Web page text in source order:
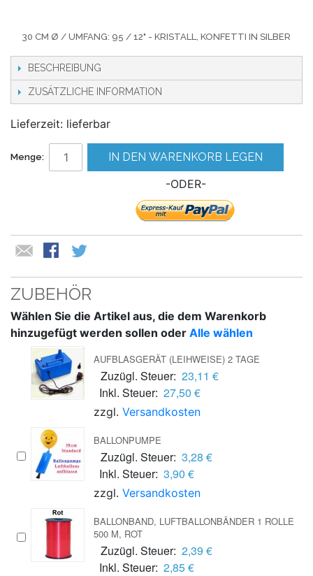
30 CM Ø / UMFANG: 95 / 12" - KRISTALL, KONFETTI IN SILBER
BESCHREIBUNG
ZUSÄTZLICHE INFORMATION
Lieferzeit: lieferbar
Menge: IN DEN WARENKORB LEGEN
-ODER-
ZUBEHÖR
Wählen Sie die Artikel aus, die dem Warenkorb
hinzugefügt werden sollen oder Alle wählen
AUFBLASGERÄT (LEIHWEISE) 2 TAGE
Zuzügl. Steuer: 23,11 €
Inkl. Steuer: 27,50 €
zzgl. Versandkosten
BALLONPUMPE
Zuzügl. Steuer: 3,28 €
Inkl. Steuer: 3,90 €
zzgl. Versandkosten
BALLONBAND, LUFTBALLONBÄNDER 1 ROLLE
500 M, ROT
Zuzügl. Steuer: 2,39 €
Inkl. Steuer: 2,85 €